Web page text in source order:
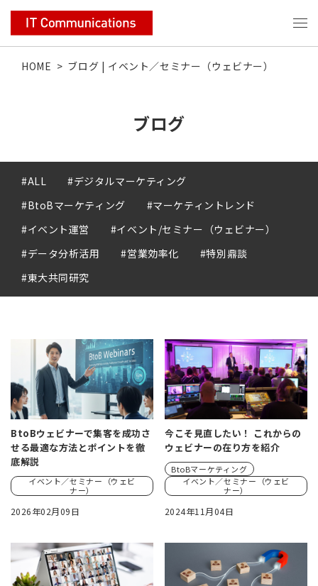
HOME > ブログ | イベント／セミナー（ウェビナー）
ブログ
#ALL
#デジタルマーケティング
#BtoBマーケティング
#マーケティントレンド
#イベント運営
#イベント/セミナー（ウェビナー）
#データ分析活用
#営業効率化
#特別鼎談
#東大共同研究
BtoBウェビナーで集客を成功さ
せる最適な方法とポイントを徹
底解説
イベント／セミナー（ウェビ
ナー）
2026年02月09日
今こそ見直したい！ これからの
ウェビナーの在り方を紹介
BtoBマーケティング
イベント／セミナー（ウェビ
ナー）
2024年11月04日